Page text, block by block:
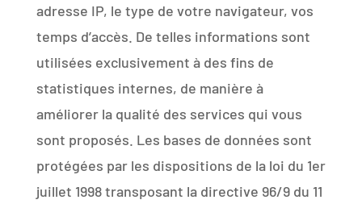
adresse IP, le type de votre navigateur, vos
temps d’accès. De telles informations sont
utilisées exclusivement à des fins de
statistiques internes, de manière à
améliorer la qualité des services qui vous
sont proposés. Les bases de données sont
protégées par les dispositions de la loi du 1er
juillet 1998 transposant la directive 96/9 du 11